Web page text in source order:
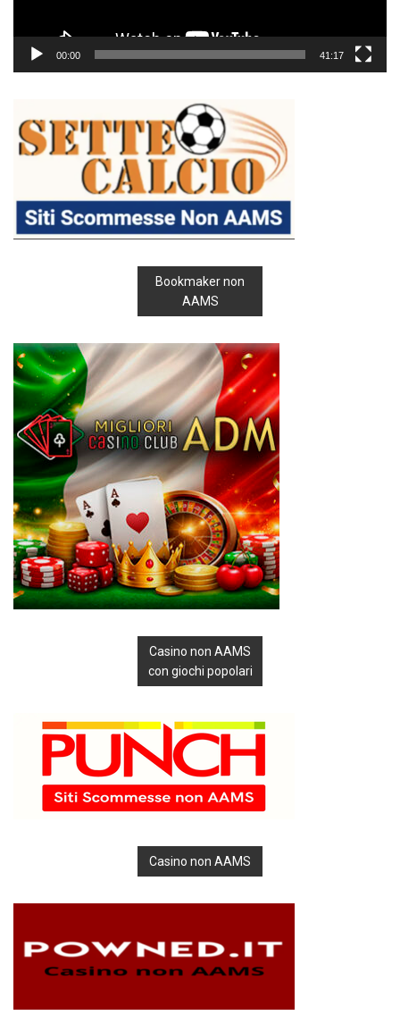
00:00 41:17
Bookmaker non
AAMS
Casino non AAMS
con giochi popolari
Casino non AAMS